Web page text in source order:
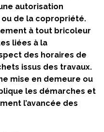
autorisation
de la copropriété.
à tout bricoleur
liées à la
des horaires de
issus des travaux.
mise en demeure ou
les démarches et
l’avancée des